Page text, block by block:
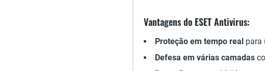
Vantagens do ESET Antivirus:
Proteção em tempo real para
Defesa em várias camadas